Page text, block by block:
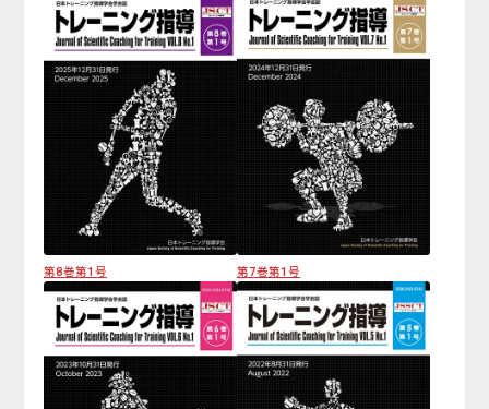
第8巻第1号 第7巻第1号